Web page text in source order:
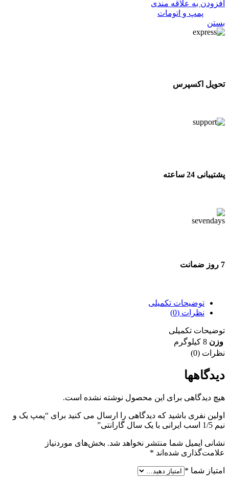
افزودن به علاقه مندی
پمپ و اتومات
بستن
تحویل اکسپرس
پشتیبانی 24 ساعته
7 روز ضمانت
توضیحات تکمیلی
نظرات (0)
توضیحات تکمیلی
وزن 8 کیلوگرم
نظرات (0)
دیدگاهها
هیچ دیدگاهی برای این محصول نوشته نشده است.
اولین نفری باشید که دیدگاهی را ارسال می کنید برای “پمپ یک و
نیم 1/5 اسب ایرانی با یک سال گارانتی”
نشانی ایمیل شما منتشر نخواهد شد. بخش‌های موردنیاز
علامت‌گذاری شده‌اند *
امتیاز شما *